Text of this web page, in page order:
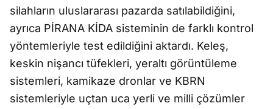
silahların uluslararası pazarda satılabildiğini,
ayrıca PİRANA KİDA sisteminin de farklı kontrol
yöntemleriyle test edildiğini aktardı. Keleş,
keskin nişancı tüfekleri, yeraltı görüntüleme
sistemleri, kamikaze dronlar ve KBRN
sistemleriyle uçtan uca yerli ve milli çözümler